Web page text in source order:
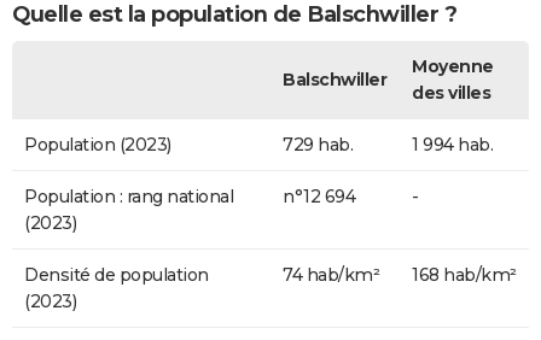
Quelle est la population de Balschwiller ?
Balschwiller
Moyenne
des villes
Population (2023) 729 hab. 1 994 hab.
Population : rang national
(2023)
n°12 694 -
Densité de population
(2023)
74 hab/km² 168 hab/km²